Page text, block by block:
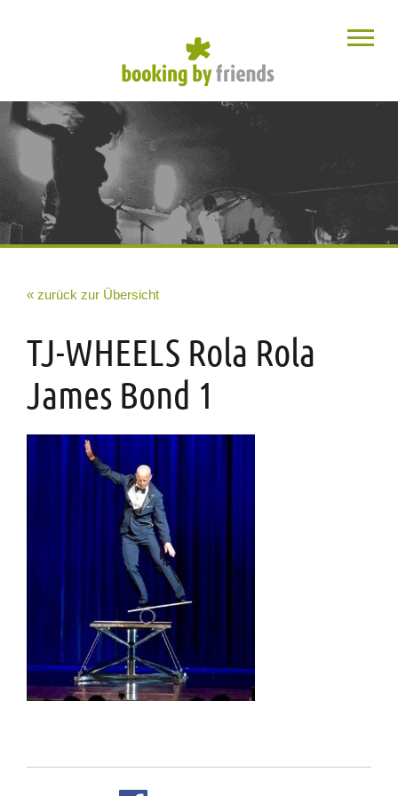
« zurück zur Übersicht
TJ-WHEELS Rola Rola
James Bond 1